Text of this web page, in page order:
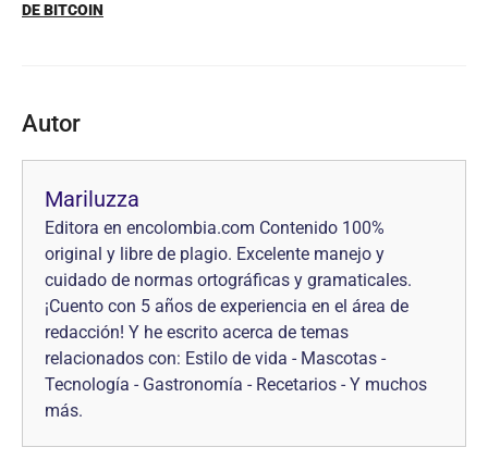
DE BITCOIN
Autor
Mariluzza
Editora en encolombia.com Contenido 100%
original y libre de plagio. Excelente manejo y
cuidado de normas ortográficas y gramaticales.
¡Cuento con 5 años de experiencia en el área de
redacción! Y he escrito acerca de temas
relacionados con: Estilo de vida - Mascotas -
Tecnología - Gastronomía - Recetarios - Y muchos
más.